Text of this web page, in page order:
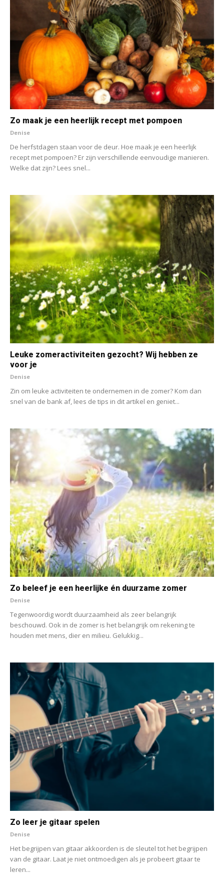
Zo maak je een heerlijk recept met pompoen
Denise
De herfstdagen staan voor de deur. Hoe maak je een heerlijk
recept met pompoen? Er zijn verschillende eenvoudige manieren.
Welke dat zijn? Lees snel...
Leuke zomeractiviteiten gezocht? Wij hebben ze
voor je
Denise
Zin om leuke activiteiten te ondernemen in de zomer? Kom dan
snel van de bank af, lees de tips in dit artikel en geniet...
Zo beleef je een heerlijke én duurzame zomer
Denise
Tegenwoordig wordt duurzaamheid als zeer belangrijk
beschouwd. Ook in de zomer is het belangrijk om rekening te
houden met mens, dier en milieu. Gelukkig...
Zo leer je gitaar spelen
Denise
Het begrijpen van gitaar akkoorden is de sleutel tot het begrijpen
van de gitaar. Laat je niet ontmoedigen als je probeert gitaar te
leren...